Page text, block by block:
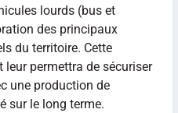
lourds (bus et
des principaux
du territoire. Cette
permettra de sécuriser
une production de
sur le long terme.